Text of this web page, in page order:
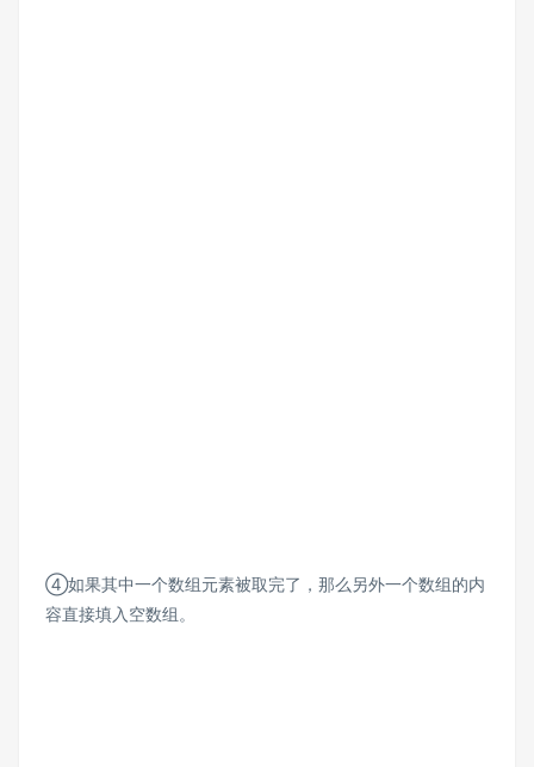
④如果其中一个数组元素被取完了，那么另外一个数组的内
容直接填入空数组。